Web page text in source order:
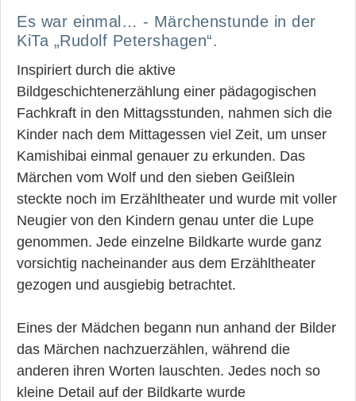
Es war einmal… - Märchenstunde in der
KiTa „Rudolf Petershagen“.
Inspiriert durch die aktive
Bildgeschichtenerzählung einer pädagogischen
Fachkraft in den Mittagsstunden, nahmen sich die
Kinder nach dem Mittagessen viel Zeit, um unser
Kamishibai einmal genauer zu erkunden. Das
Märchen vom Wolf und den sieben Geißlein
steckte noch im Erzähltheater und wurde mit voller
Neugier von den Kindern genau unter die Lupe
genommen. Jede einzelne Bildkarte wurde ganz
vorsichtig nacheinander aus dem Erzähltheater
gezogen und ausgiebig betrachtet.
Eines der Mädchen begann nun anhand der Bilder
das Märchen nachzuerzählen, während die
anderen ihren Worten lauschten. Jedes noch so
kleine Detail auf der Bildkarte wurde